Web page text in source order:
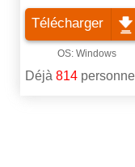
Télécharger
Déjà 814